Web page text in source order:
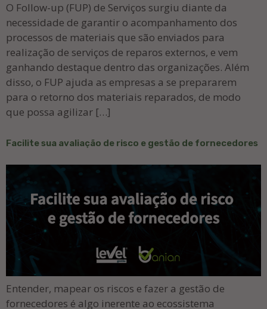
O Follow-up (FUP) de Serviços surgiu diante da
necessidade de garantir o acompanhamento dos
processos de materiais que são enviados para
realização de serviços de reparos externos, e vem
ganhando destaque dentro das organizações. Além
disso, o FUP ajuda as empresas a se prepararem
para o retorno dos materiais reparados, de modo
que possa agilizar […]
Facilite sua avaliação de risco e gestão de fornecedores
Entender, mapear os riscos e fazer a gestão de
fornecedores é algo inerente ao ecossistema